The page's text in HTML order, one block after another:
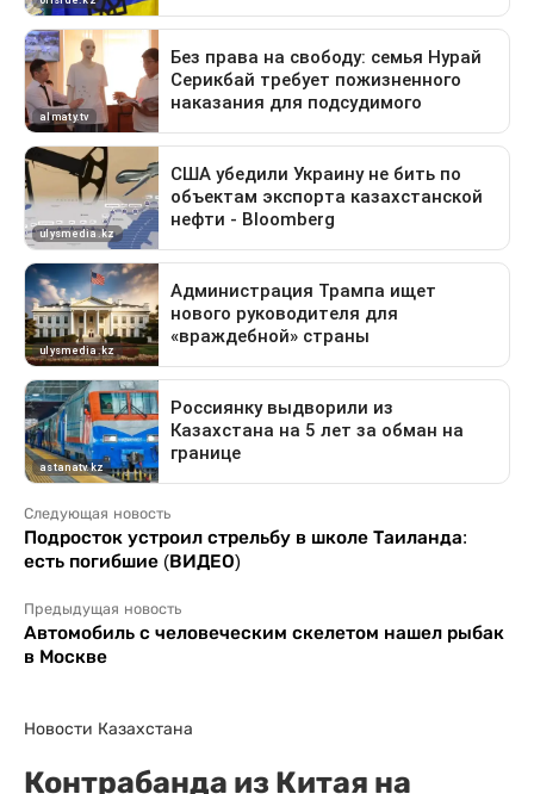
Следующая новость
Подросток устроил стрельбу в школе Таиланда:
есть погибшие (ВИДЕО)
Предыдущая новость
Автомобиль с человеческим скелетом нашел рыбак
в Москве
Новости Казахстана
Контрабанда из Китая на